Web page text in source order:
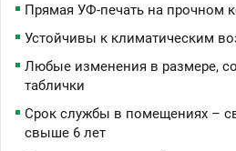
Прямая УФ-печать на прочном
Устойчивы к климатическим
Любые изменения в размере,
таблички
Срок службы в помещениях –
свыше 6 лет